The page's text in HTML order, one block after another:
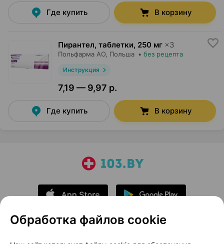
Где купить В корзину
Пирантел, таблетки, 250 мг ×3
Польфарма AO, Польша • без рецепта
Инструкция
7,19 — 9,97 р.
Где купить В корзину
Обработка файлов cookie